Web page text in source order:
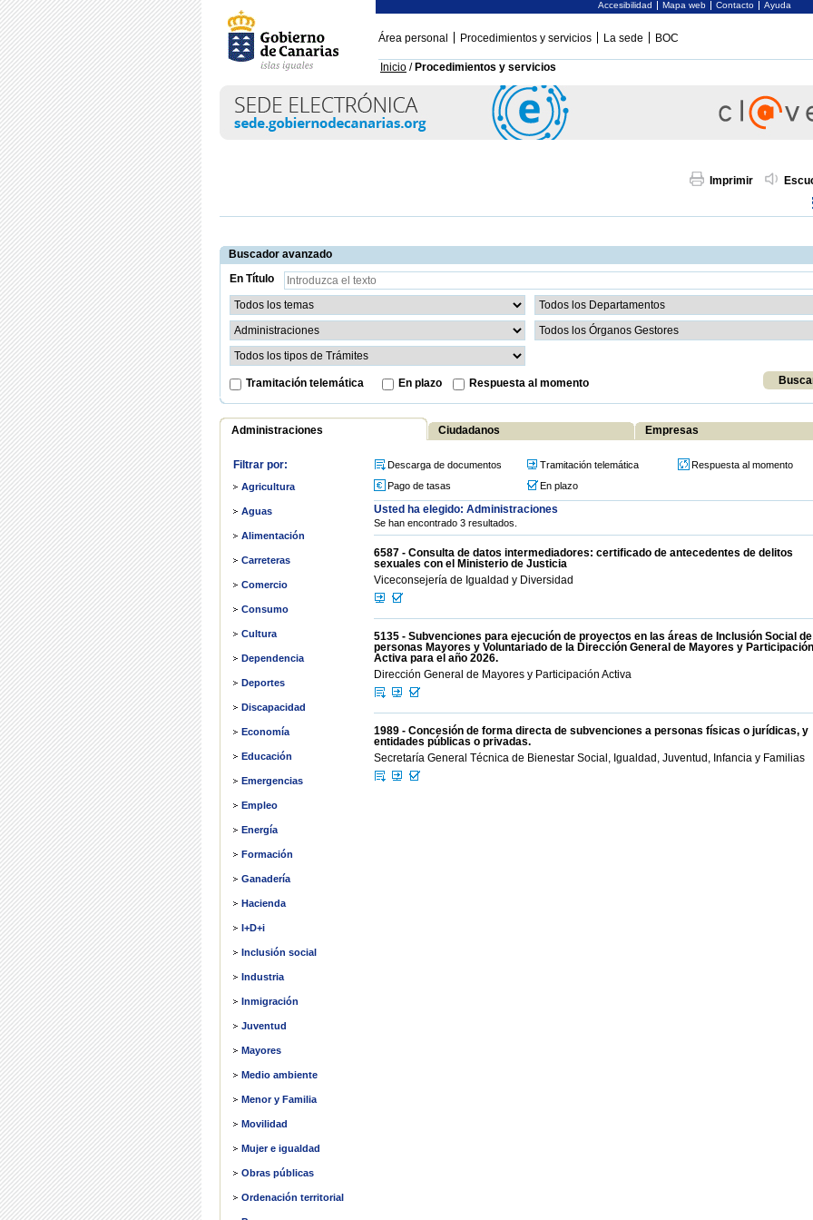
Accesibilidad Mapa web Contacto Ayuda
Área personal Procedimientos y servicios La sede BOC
Inicio / Procedimientos y servicios
Imprimir
Buscador avanzado
En Título
Tramitación telemática En plazo Respuesta al momento
Administraciones Ciudadanos Empresas
Filtrar por:
Agricultura
Aguas
Alimentación
Carreteras
Comercio
Consumo
Cultura
Dependencia
Deportes
Discapacidad
Economía
Educación
Emergencias
Empleo
Energía
Formación
Ganadería
Hacienda
I+D+i
Inclusión social
Industria
Inmigración
Juventud
Mayores
Medio ambiente
Menor y Familia
Movilidad
Mujer e igualdad
Obras públicas
Ordenación territorial
Descarga de documentos Tramitación telemática
Respuesta al momento
Pago de tasas
En plazo
Usted ha elegido: Administraciones
Se han encontrado 3 resultados.
6587 - Consulta de datos intermediadores: certificado de antecedentes de delitos
sexuales con el Ministerio de Justicia
Viceconsejería de Igualdad y Diversidad
5135 - Subvenciones para ejecución de proyectos en las áreas de Inclusión Social de
personas Mayores y Voluntariado de la Dirección General de Mayores y Participación
Activa para el año 2026.
Dirección General de Mayores y Participación Activa
1989 - Concesión de forma directa de subvenciones a personas físicas o jurídicas, y
entidades públicas o privadas.
Secretaría General Técnica de Bienestar Social, Igualdad, Juventud, Infancia y Familias